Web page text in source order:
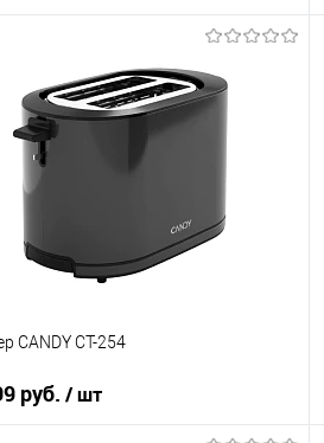
в 1 клик
CANDY CT-254
руб. / шт